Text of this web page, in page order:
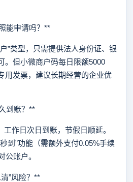
申请吗？**
类型，只需提供法人身份证、银
。但小微商户码每日限额5000
用发票，建议长期经营的企业优
到账？**
作日次日到账，节假日顺延。
到”功能（需额外支付0.05%手续
公账户。
”风险？**